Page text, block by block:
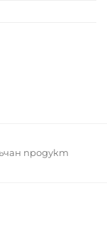
продукт